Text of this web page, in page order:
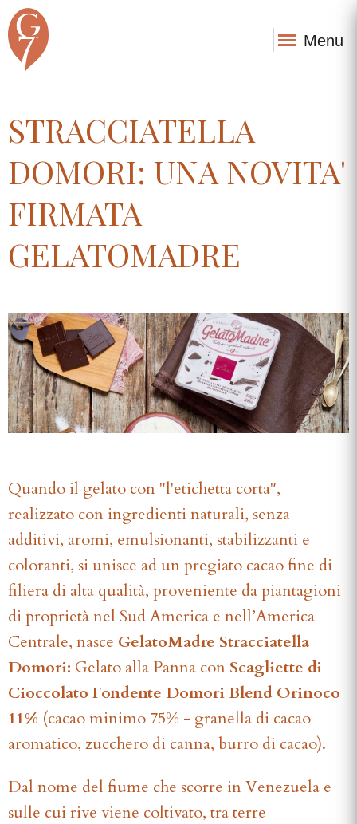
Menu
STRACCIATELLA
DOMORI: UNA NOVITA'
FIRMATA
GELATOMADRE
Quando il gelato con "l'etichetta corta",
realizzato con ingredienti naturali, senza
additivi, aromi, emulsionanti, stabilizzanti e
coloranti, si unisce ad un pregiato cacao fine di
filiera di alta qualità, proveniente da piantagioni
di proprietà nel Sud America e nell’America
Centrale, nasce GelatoMadre Stracciatella
Domori: Gelato alla Panna con Scagliette di
Cioccolato Fondente Domori Blend Orinoco
11% (cacao minimo 75% - granella di cacao
aromatico, zucchero di canna, burro di cacao).
Dal nome del fiume che scorre in Venezuela e
sulle cui rive viene coltivato, tra terre